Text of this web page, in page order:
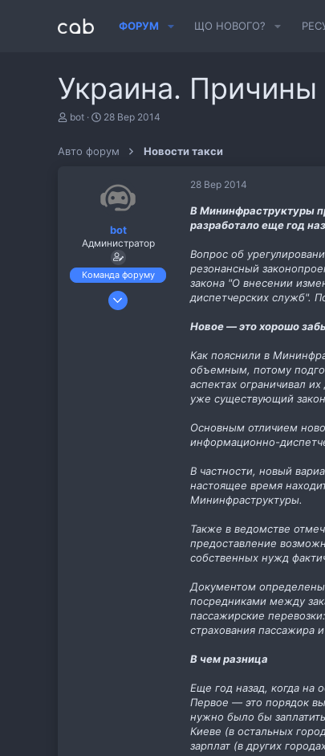
ФОРУМ ЩО НОВОГО?
Украина. Причины
А
о
bot
Д
а
в
о
н
я
28 Вер 2014
Авто форум Новости такси
bot
Администратор
Команда форуму
6 Лис 2013
28 Вер 2014
В Мининфраструктуры
разработало еще год
Вопрос об
резонансный
закона "О внесении
диспетчерских служб".
Новое — это хорошо
Как пояснили в
объемным, потому
аспектах ограничивал
уже существующий
Основным отличием
информационно-
В частности, новый
настоящее время
Мининфраструктуры.
Также в ведомстве
предоставление
собственных нужд
Документом определены
посредниками между
пассажирские
страхования пассажира
В чем разница
Еще год назад, когда на
Первое — это порядок
нужно было бы
Киеве (в остальных
зарплат (в других